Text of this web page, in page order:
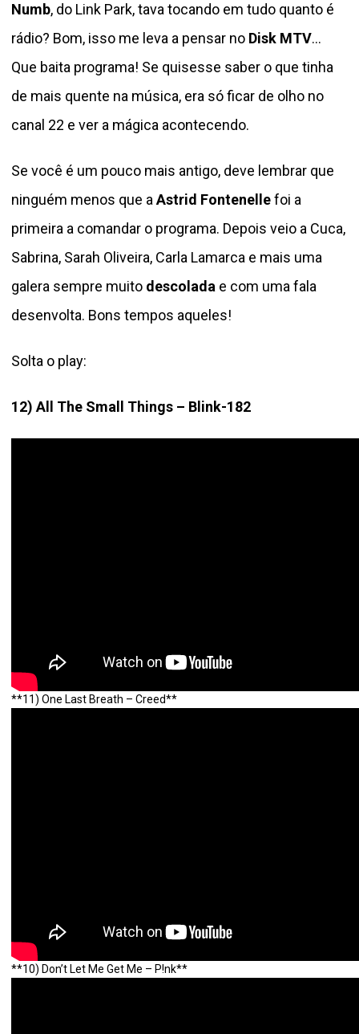
Numb, do Link Park, tava tocando em tudo quanto é
rádio? Bom, isso me leva a pensar no Disk MTV…
Que baita programa! Se quisesse saber o que tinha
de mais quente na música, era só ficar de olho no
canal 22 e ver a mágica acontecendo.
Se você é um pouco mais antigo, deve lembrar que
ninguém menos que aAstrid Fontenellefoi a
primeira a comandar o programa. Depois veio a Cuca,
Sabrina, Sarah Oliveira, Carla Lamarca e mais uma
galera sempre muito descolada e com uma fala
desenvolta. Bons tempos aqueles!
Solta o play:
12) All The Small Things – Blink-182
**11) One Last Breath – Creed**
**10) Don’t Let Me Get Me – P!nk**